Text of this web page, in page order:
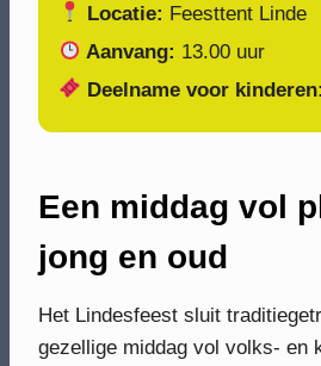
Locatie: Feesttent Linde
Aanvang: 13.00 uur
Deelname voor kinderen:
Een middag vol
jong en oud
Het Lindesfeest sluit
gezellige middag vol volks- en